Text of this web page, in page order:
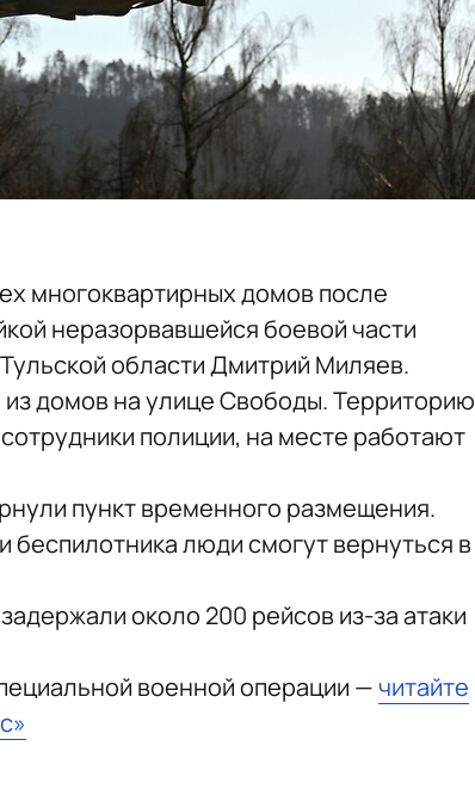
многоквартирных домов после
неразорвавшейся боевой части
области Дмитрий Миляев.
домов на улице Свободы. Территорию
полиции, на месте работают
пункт временного размещения.
люди смогут вернуться в
около 200 рейсов из-за атаки
военной операции —читайте